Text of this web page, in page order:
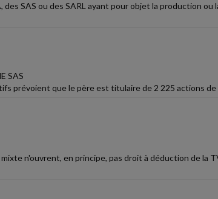
SAS ou des SARL ayant pour objet la production
SAS
prévoient que le père est titulaire de 2 225 actions de
n'ouvrent, en principe, pas droit à déduction de la